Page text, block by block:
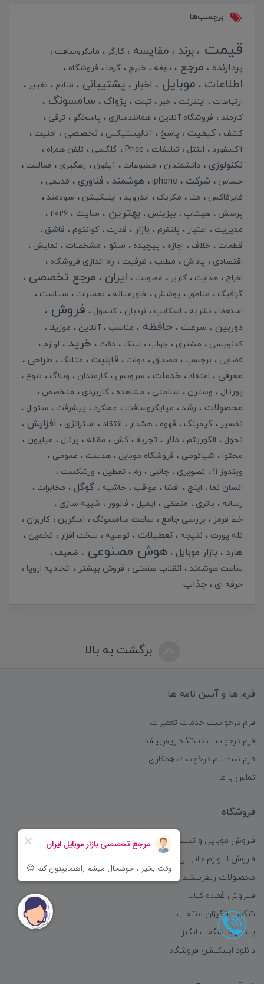
برچسب‌ها
قیمت برند مقایسه کارگر مایکروسافت
پردازنده مرجع نابغه خلیج گرما فروشگاه
اطلاعات موبایل اخبار پشتیبانی منابع
تغییر
ارتباطات
اینترنت خبر تبلت پژواک سامسونگ
کارمند فروشگاه آنلاین همانندسازی پاسخگو
ترقی
کشف
کیفیت پاسخ آنالیستیکس تخصصی
امنیت
آکسفورد
اینتل تبلیغات Price گلگسی تلفن همراه
تکنولوژی دانشمندان مطبوعات آیفون رهگیری
فعالیت
حساس
شرکت iphone هوشمند فناوری
قدیمی
فایرفاکس
متا مکزیک اندروید اپلیکیشن
سودمند
پرسش
هیلتاپ بیزینس بهترین سایت
2026
مدیریت
اعتبار پلتفرم بازار قدرت کوانتوم
قاشق
قطعات
خلاف اجازه پیچیده سئو مشخصات
نمایش
اقتصادی
پاداش مطلب ظرفیت
راه اندازی فروشگاه
اخراج
هدایت کاربر عضویت ایران مرجع تخصصی
گرافیک مناطق پوشش خاورمیانه تعمیرات
سیاست
استعفا
نشریه اسکایپ نردبان کنسول فروش
دوربین سرعت حافظه مناسب آنلاین
موزیلا
کدنویسی
مشتری جواب لینک دقت خرید
لوازم
قضایی
برچسب مصداق دولت قابلیت متاتگ
طراحی
معرفی
اعتقاد خدمات سرویس کارمندان وبلاگ
تنوع
پورتال
وسترن سلامتی مشاهده کاربردی متخصص
محصولات رشد میایکروسافت عملکرد پیشرفت
سئوال
تفسیر
گیمینگ قهوه هشدار انتقاد استراتژی افزایش
تحول الگوریتم دلار تجربه کش مقاله پرتال
میلیون
محتوا
شیائومی فروشگاه موبایل هدست
عمومی
ویندوز 11
تصویری جانبی رم تعطیل
ورشکست
انسان نما
اینچ افشا عواقب حاشیه گوگل
مخابرات
رسانه
باتری منطقی ایمیل فالوور
شبیه سازی
خط قرمز
بررسی جامع ساعت سامسونگ اسکرین
کاربران
تله پورت
نتیجه تعطیلات توصیه سخت افزار تخمین
هارد بازار موبایل هوش مصنوعی
ضعیف
ساعت هوشمند
انقلاب صنعتی فروش بیشتر
اتحادیه اروپا
حرفه ای
جذاب
برگشت به بالا
فرم ها و آیین نامه ها
فرم درخواست خدمات تعمیرات
فرم درخواست دستگاه ریفربیشد
فرم ثبت نام درخواست همکاری
تماس با ما
فروشگاه
فـروش موبایـل و تبــلت
فـروش لـــوازم جانبـــی
محصـولات ریفربیشـد
فـــروش عُمـده کــالا
شگفت انگیزان منتخب
پیشنهـاد شگفت انگیز
دانلود اپلیکیشن فروشگاه